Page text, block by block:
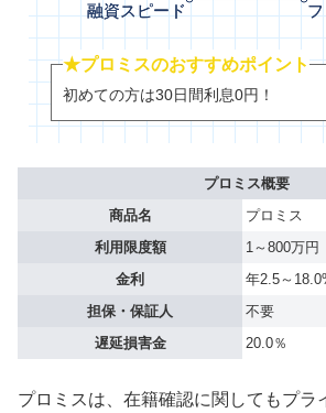
★プロミスのおすすめポイント
初めての方は30日間利息0円！
プロミス概要
商品名
プロミス
利用限度額
1～800万円
金利
年2.5～
担保・保証人
不要
遅延損害金
20.0％
プロミスは、在籍確認に関してもプラ